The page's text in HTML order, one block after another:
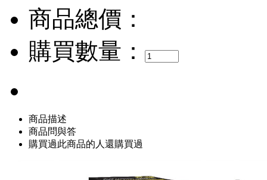
商品總價：
購買數量：
商品描述
商品問與答
購買過此商品的人還購買過